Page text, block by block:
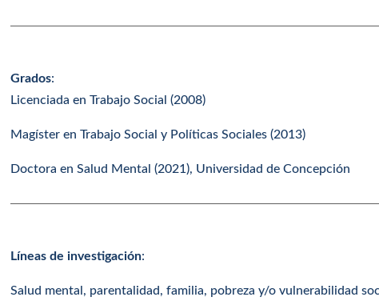
Grados:
Licenciada en Trabajo Social (2008)
Magíster en Trabajo Social y Políticas Sociales (2013)
Doctora en Salud Mental (2021), Universidad de Concepción
Líneas de investigación:
Salud mental, parentalidad, familia, pobreza y/o vulnerabilidad